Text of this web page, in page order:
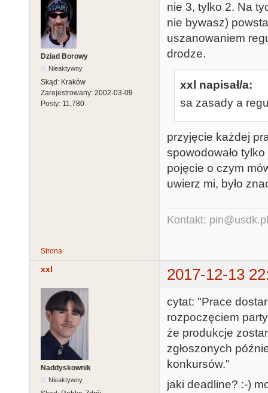
Dziad Borowy
Nieaktywny
Skąd: Kraków
Zarejestrowany: 2002-03-09
Posty: 11,780
nie 3, tylko 2. Na
nie bywasz)
uszanowaniem
drodze.
xxl napisał/a:
sa zasady a
przyjęcie każdej
spowodowało
pojęcie o czym
uwierz mi, było
Kontakt: pin@usdk.pl
Strona
xxl 2017-12-13
Naddyskownik
Nieaktywny
cytat: "Prace
rozpoczęciem
że produkcje
zgłoszonych
konkursów."
jaki deadline? :-)